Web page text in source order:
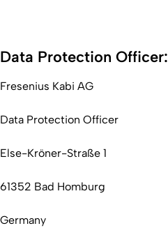
Data Protection Officer:
Fresenius Kabi AG
Data Protection Officer
Else-Kröner-Straße 1
61352 Bad Homburg
Germany